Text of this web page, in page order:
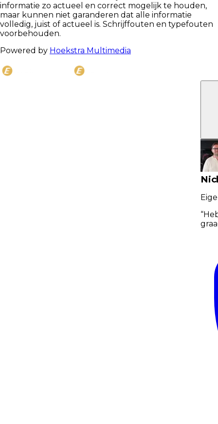
informatie zo actueel en correct mogelijk te houden,
maar kunnen niet garanderen dat alle informatie
volledig, juist of actueel is. Schrijffouten en typefouten
voorbehouden.
Powered by Hoekstra Multimedia
“